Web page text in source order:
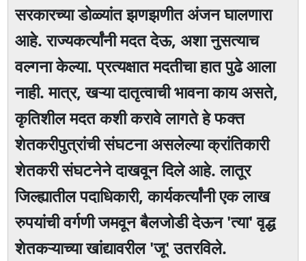
सरकारच्या डोळ्यांत झणझणीत अंजन घालणारा
आहे. राज्यकर्त्यांनी मदत देऊ, अशा नुसत्याच
वल्गना केल्या. प्रत्यक्षात मदतीचा हात पुढे आला
नाही. मात्र, खऱ्या दातृत्वाची भावना काय असते,
कृतिशील मदत कशी करावे लागते हे फक्त
शेतकरीपुत्रांची संघटना असलेल्या क्रांतिकारी
शेतकरी संघटनेने दाखवून दिले आहे. लातूर
जिल्ह्यातील पदाधिकारी, कार्यकर्त्यांनी एक लाख
रुपयांची वर्गणी जमवून बैलजोडी देऊन 'त्या' वृद्ध
शेतकऱ्याच्या खांद्यावरील 'जू' उतरविले.